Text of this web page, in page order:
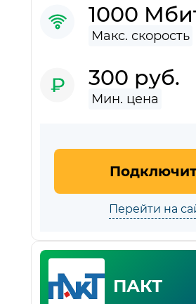
1000
300 руб.
Перейти на
ПАКТ